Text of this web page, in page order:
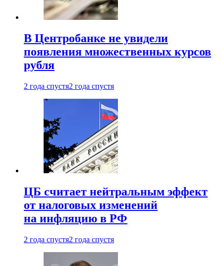
В Центробанке не увидели
появления множественных курсов
рубля
2 года спустя2 года спустя
ЦБ считает нейтральным эффект
от налоговых изменений
на инфляцию в РФ
2 года спустя2 года спустя